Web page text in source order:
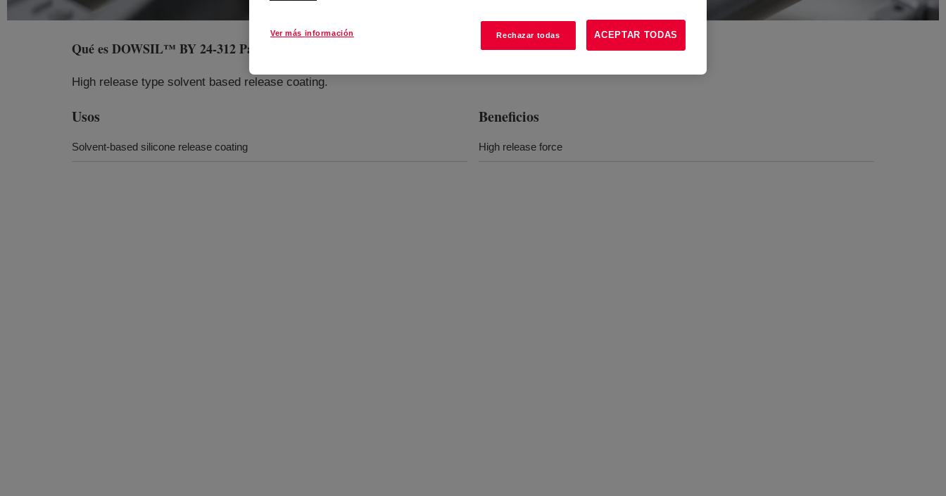
Qué esDOWSIL™ BY 24-312 Paper Coating
High release type solvent based release coating.
Usos
Solvent-based silicone release coating
Beneficios
High release force
Ver más información Rechazar todas ACEPTAR TODAS